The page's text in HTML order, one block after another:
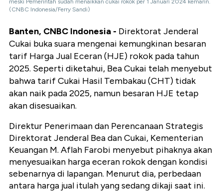
meski Pemerintah sudah menaikkan cukai rokok per 1 Januari 2024 kemarin.
(CNBC Indonesia/Ferry Sandi)
Banten, CNBC Indonesia - Direktorat Jenderal
Cukai buka suara mengenai kemungkinan besaran
tarif Harga Jual Eceran (HJE) rokok pada tahun
2025. Seperti diketahui, Bea Cukai telah menyebut
bahwa tarif Cukai Hasil Tembakau (CHT) tidak
akan naik pada 2025, namun besaran HJE tetap
akan disesuaikan.
Direktur Penerimaan dan Perencanaan Strategis
Direktorat Jenderal Bea dan Cukai, Kementerian
Keuangan M. Aflah Farobi menyebut pihaknya akan
menyesuaikan harga eceran rokok dengan kondisi
sebenarnya di lapangan. Menurut dia, perbedaan
antara harga jual itulah yang sedang dikaji saat ini.